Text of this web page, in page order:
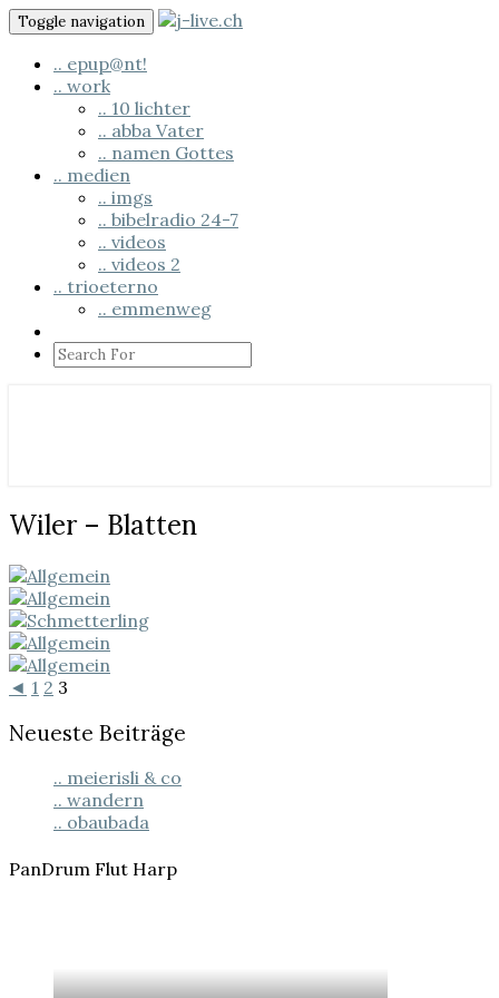
Skip
to
content
Toggle navigation
.. epup@nt!
.. work
.. 10 lichter
.. abba Vater
.. namen Gottes
.. medien
.. imgs
.. bibelradio 24-7
.. videos
.. videos 2
.. trioeterno
.. emmenweg
Search
Icon
Wiler
–
Blatten
Wiler – Blatten
◄ 1 2 3
Neueste Beiträge
.. meierisli & co
.. wandern
.. obaubada
PanDrum Flut Harp